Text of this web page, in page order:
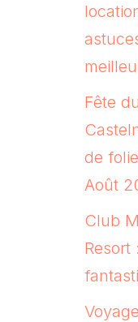
Fête
de
Août
Club
Resort